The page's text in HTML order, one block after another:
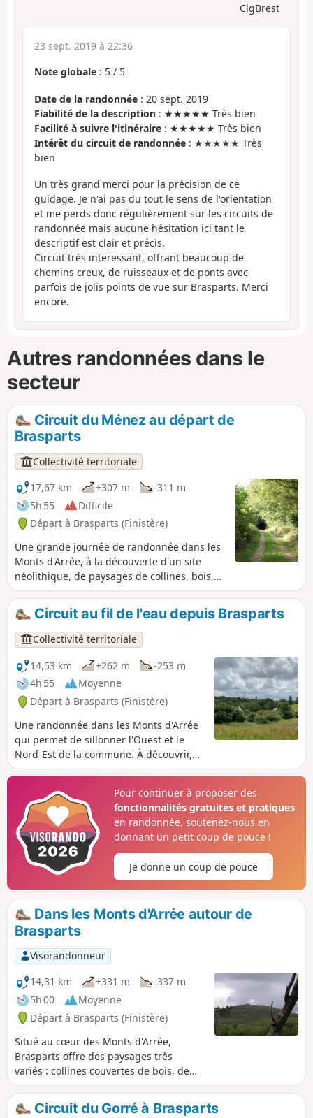
ClgBrest
23 sept. 2019 à 22:36
Note globale : 5 / 5
Date de la randonnée : 20 sept. 2019
Fiabilité de la description : ★★★★★ Très bien
Facilité à suivre l'itinéraire : ★★★★★ Très bien
Intérêt du circuit de randonnée : ★★★★★ Très
bien
Un très grand merci pour la précision de ce
guidage. Je n'ai pas du tout le sens de l'orientation
et me perds donc régulièrement sur les circuits de
randonnée mais aucune hésitation ici tant le
descriptif est clair et précis.
Circuit très interessant, offrant beaucoup de
chemins creux, de ruisseaux et de ponts avec
parfois de jolis points de vue sur Brasparts. Merci
encore.
Autres randonnées dans le
secteur
Circuit du Ménez au départ de
Brasparts
Collectivité territoriale
17,67 km
+307 m
-311 m
5h 55
Difficile
Départ à Brasparts (Finistère)
Une grande journée de randonnée dans les
Monts d'Arrée, à la découverte d'un site
néolithique, de paysages de collines, bois,
landes, vertes vallées où coulent
paisiblement rivières et ruisseaux.
Circuit au fil de l'eau depuis Brasparts
Collectivité territoriale
14,53 km
+262 m
-253 m
4h 55
Moyenne
Départ à Brasparts (Finistère)
Une randonnée dans les Monts d'Arrée
qui permet de sillonner l'Ouest et le
Nord-Est de la commune. À découvrir,
en chemin, la richesse du patrimoine
Pour continuer à proposer des
fonctionnalités gratuites et pratiques
en randonnée, soutenez-nous en
donnant un petit coup de pouce !
Je donne un coup de pouce
Dans les Monts d'Arrée autour de
Brasparts
Visorandonneur
14,31 km
+331 m
-337 m
5h 00
Moyenne
Départ à Brasparts (Finistère)
Situé au cœur des Monts d'Arrée,
Brasparts offre des paysages très
variés : collines couvertes de bois, de
landes ou de riches cultures, vallées
encaissées avec de nombreux
pâturages, le bocage restant assez
Circuit du Gorré à Brasparts